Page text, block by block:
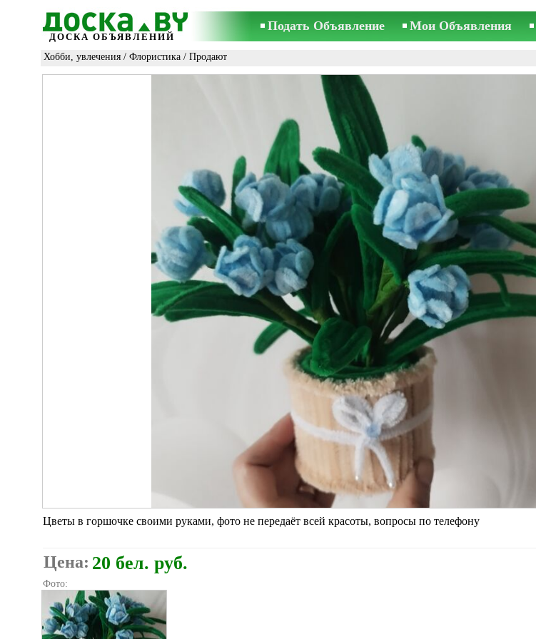
ДОСКА ОБЪЯВЛЕНИЙ
Подать Объявление Мои Объявления
Хобби, увлечения / Флористика / Продают
Цветы в горшочке своими руками, фото не передаёт всей красоты, вопросы по телефону
Цена: 20 бел. руб.
Фото: